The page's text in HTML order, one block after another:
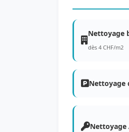
Nettoyage
dès 4 CHF/m2
Nettoyage
Nettoyage